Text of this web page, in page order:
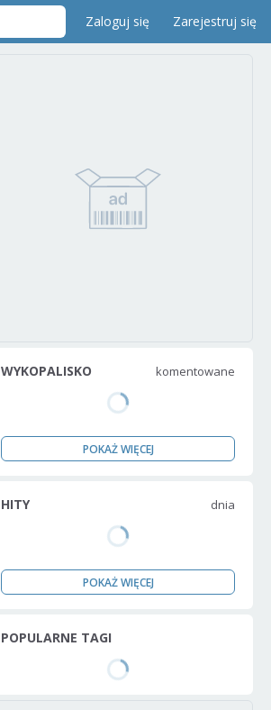
Zaloguj się Zarejestruj się
WYKOPALISKO komentowane
POKAŻ WIĘCEJ
HITY dnia
POKAŻ WIĘCEJ
POPULARNE TAGI